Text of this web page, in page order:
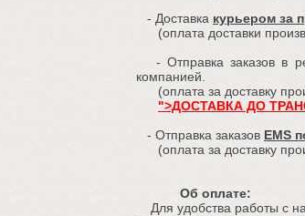
- Доставка курьером за
(оплата доставки
- Отправка заказов в
компанией.
(оплата за доставку
">ДОСТАВКА ДО
- Отправка заказов EMS
(оплата за доставку
Об оплате:
Для удобства работы с